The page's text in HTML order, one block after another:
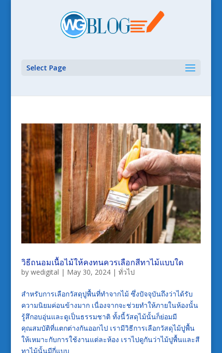
Select Page
วิธีถนอมเนื้อไม้ให้คงทนควรเลือกสีทาไม้แบบใด
by wedigital | May 30, 2024| ทั่วไป
สำหรับการเลือกวัสดุปูพื้นที่ทำจากไม้ ซึ่งปัจจุบันถึงว่าได้รับ
ความนิยมค่อนข้างมาก เนื่องจากจะช่วยทำให้ภายในห้องนั้น
รู้สึกอบอุ่นและดูเป็นธรรมชาติ ทั้งนี้วัสดุไม้นั้นก็ย่อมมี
คุณสมบัติที่แตกต่างกันออกไป เรามีวิธีการเลือกวัสดุไม้ปูพื้น
ให้เหมาะกับการใช้งานแต่ละห้อง เราไปดูกันว่าไม้ปูพื้นและสี
ทาไม้นั้นมีกี่แบบ